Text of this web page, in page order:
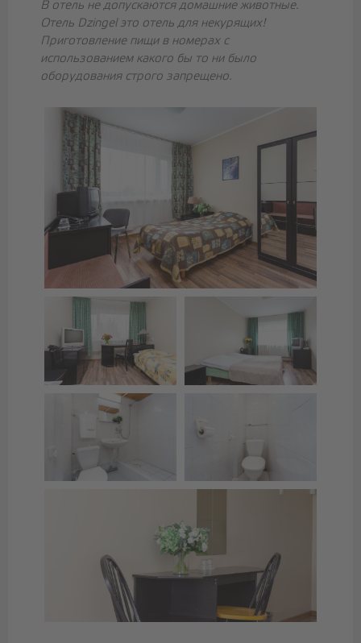
В отель не допускаются домашние животные.
Отель Dzingel это отель для некурящих!
Приготовление пищи в номерах с
использованием какого бы то ни было
оборудования строго запрещено.